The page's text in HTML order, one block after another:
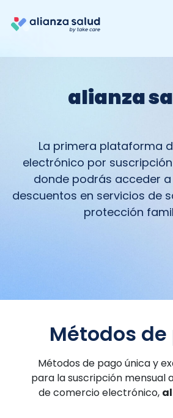
alianza
La primera plataforma
electrónico por
donde podrás acceder
descuentos en servicios de
protección
Métodos
Métodos de pago única y
para la suscripción mensual
de comercio electrónico, a